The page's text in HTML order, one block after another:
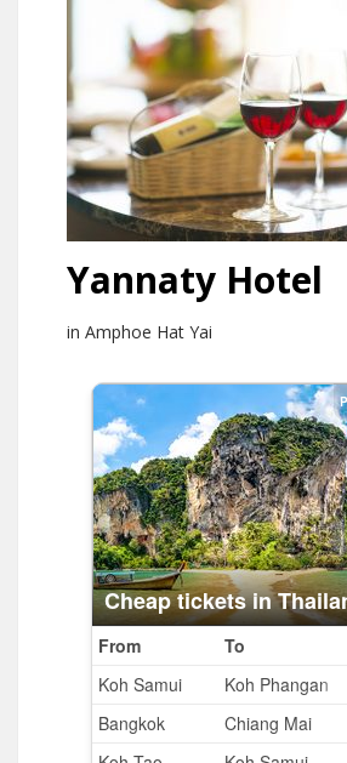
Yannaty Hotel
in Amphoe Hat Yai